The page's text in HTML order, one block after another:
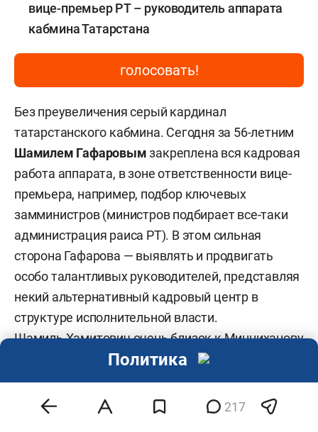
вице-премьер РТ – руководитель аппарата
кабмина Татарстана
голосовать!
Без преувеличения серый кардинал
татарстанского кабмина. Сегодня за 56-летним
Шамилем Гафаровымзакреплена вся кадровая
работа аппарата, в зоне ответственности вице-
премьера, например, подбор ключевых
замминистров (министров подбирает все-таки
администрация раиса РТ). В этом сильная
сторона Гафарова — выявлять и продвигать
особо талантливых руководителей, представляя
некий альтернативный кадровый центр в
структуре исполнительной власти.
Шамиль Хамитович очень близок к Минниханову
— в тесной связке они работают с 90-х, когда тот
еще работал в минфине РТ. И совместная работа
длиной более 30 лет — показатель высокой
217
Политика